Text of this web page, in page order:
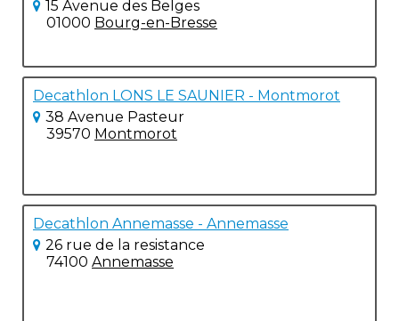
15 Avenue des Belges
01000 Bourg-en-Bresse
Decathlon LONS LE SAUNIER - Montmorot
38 Avenue Pasteur
39570 Montmorot
Decathlon Annemasse - Annemasse
26 rue de la resistance
74100 Annemasse